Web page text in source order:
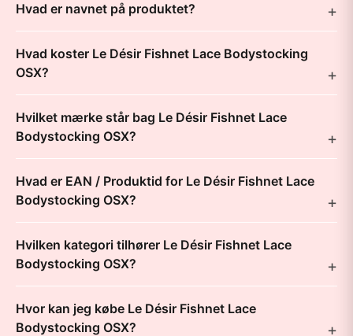
Hvad er navnet på produktet?
Hvad koster Le Désir Fishnet Lace Bodystocking
OSX?
Hvilket mærke står bag Le Désir Fishnet Lace
Bodystocking OSX?
Hvad er EAN / Produktid for Le Désir Fishnet Lace
Bodystocking OSX?
Hvilken kategori tilhører Le Désir Fishnet Lace
Bodystocking OSX?
Hvor kan jeg købe Le Désir Fishnet Lace
Bodystocking OSX?